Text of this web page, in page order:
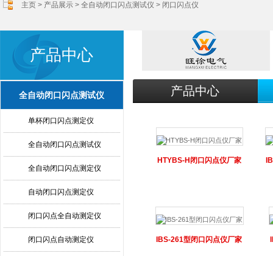
主页 > 产品展示 > 全自动闭口闪点测试仪 > 闭口闪点仪
产品中心
全自动闭口闪点测试仪
单杯闭口闪点测定仪
全自动闭口闪点测试仪
全自动闭口闪点测定仪
自动闭口闪点测定仪
闭口闪点全自动测定仪
闭口闪点自动测定仪
产品中心
HTYBS-H闭口闪点仪厂家
IBS-261型闭口闪点仪厂家